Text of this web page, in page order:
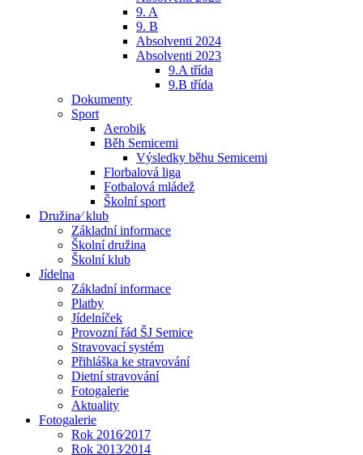
9. A
9. B
Absolventi 2024
Absolventi 2023
9.A třída
9.B třída
Dokumenty
Sport
Aerobik
Běh Semicemi
Výsledky běhu Semicemi
Florbalová liga
Fotbalová mládež
Školní sport
Družina⁄ klub
Základní informace
Školní družina
Školní klub
Jídelna
Základní informace
Platby
Jídelníček
Provozní řád ŠJ Semice
Stravovací systém
Přihláška ke stravování
Dietní stravování
Fotogalerie
Aktuality
Fotogalerie
Rok 2016⁄2017
Rok 2013⁄2014